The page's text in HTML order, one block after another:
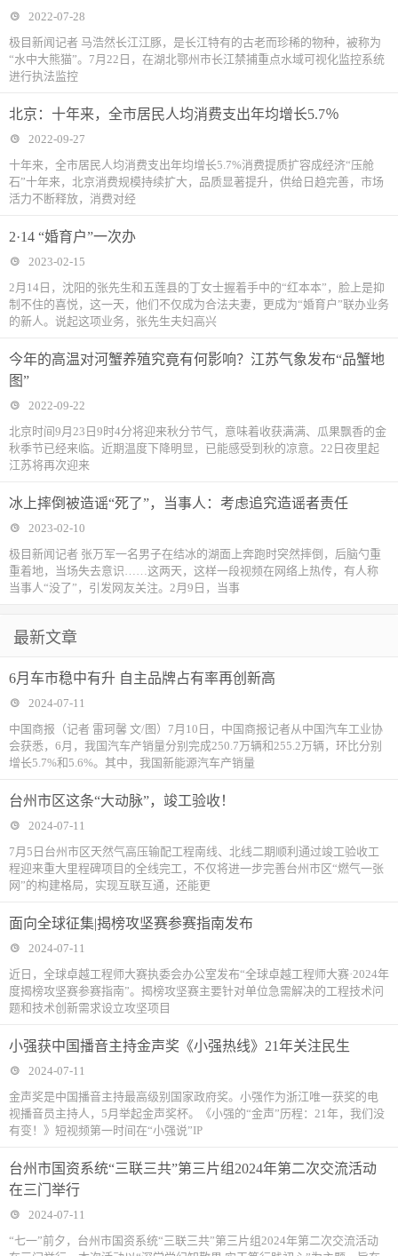
2022-07-28
极目新闻记者 马浩然长江江豚，是长江特有的古老而珍稀的物种，被称为
“水中大熊猫”。7月22日，在湖北鄂州市长江禁捕重点水域可视化监控系统
进行执法监控
北京：十年来，全市居民人均消费支出年均增长5.7％
2022-09-27
十年来，全市居民人均消费支出年均增长5.7%消费提质扩容成经济“压舱
石”十年来，北京消费规模持续扩大，品质显著提升，供给日趋完善，市场
活力不断释放，消费对经
2·14 “婚育户”一次办
2023-02-15
2月14日，沈阳的张先生和五莲县的丁女士握着手中的“红本本”，脸上是抑
制不住的喜悦，这一天，他们不仅成为合法夫妻，更成为“婚育户”联办业务
的新人。说起这项业务，张先生夫妇高兴
今年的高温对河蟹养殖究竟有何影响？江苏气象发布“品蟹地
图”
2022-09-22
北京时间9月23日9时4分将迎来秋分节气，意味着收获满满、瓜果飘香的金
秋季节已经来临。近期温度下降明显，已能感受到秋的凉意。22日夜里起
江苏将再次迎来
冰上摔倒被造谣“死了”，当事人：考虑追究造谣者责任
2023-02-10
极目新闻记者 张万军一名男子在结冰的湖面上奔跑时突然摔倒，后脑勺重
重着地，当场失去意识……这两天，这样一段视频在网络上热传，有人称
当事人“没了”，引发网友关注。2月9日，当事
最新文章
6月车市稳中有升 自主品牌占有率再创新高
2024-07-11
中国商报（记者 雷珂馨 文/图）7月10日，中国商报记者从中国汽车工业协
会获悉，6月，我国汽车产销量分别完成250.7万辆和255.2万辆，环比分别
增长5.7%和5.6%。其中，我国新能源汽车产销量
台州市区这条“大动脉”，竣工验收！
2024-07-11
7月5日台州市区天然气高压输配工程南线、北线二期顺利通过竣工验收工
程迎来重大里程碑项目的全线完工，不仅将进一步完善台州市区“燃气一张
网”的构建格局，实现互联互通，还能更
面向全球征集|揭榜攻坚赛参赛指南发布
2024-07-11
近日，全球卓越工程师大赛执委会办公室发布“全球卓越工程师大赛·2024年
度揭榜攻坚赛参赛指南”。揭榜攻坚赛主要针对单位急需解决的工程技术问
题和技术创新需求设立攻坚项目
小强获中国播音主持金声奖《小强热线》21年关注民生
2024-07-11
金声奖是中国播音主持最高级别国家政府奖。小强作为浙江唯一获奖的电
视播音员主持人，5月举起金声奖杯。《小强的“金声”历程：21年，我们没
有变！》短视频第一时间在“小强说”IP
台州市国资系统“三联三共”第三片组2024年第二次交流活动
在三门举行
2024-07-11
“七一”前夕，台州市国资系统“三联三共”第三片组2024年第二次交流活动